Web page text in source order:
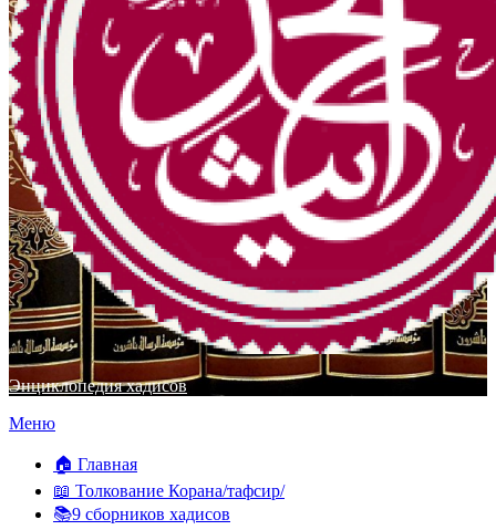
Энциклопедия хадисов
Перейти
содержимому
Меню
🏠 Главная
📖 Толкование Корана/тафсир/
📚9 сборников хадисов